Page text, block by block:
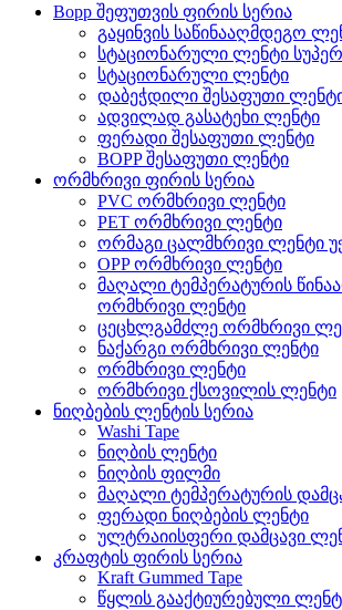
Bopp შეფუთვის ფირის სერია
გაყინვის საწინააღმდეგო
სტაციონარული ლენტი
სტაციონარული ლენტი
დაბეჭდილი შესაფუთი
ადვილად გასატეხი ლენტი
ფერადი შესაფუთი ლენტი
BOPP შესაფუთი ლენტი
ორმხრივი ფირის სერია
PVC ორმხრივი ლენტი
PET ორმხრივი ლენტი
ორმაგი ცალმხრივი ლენტი
OPP ორმხრივი ლენტი
მაღალი ტემპერატურის
ორმხრივი ლენტი
ცეცხლგამძლე ორმხრივი
ნაქარგი ორმხრივი ლენტი
ორმხრივი ლენტი
ორმხრივი ქსოვილის ლენტი
ნიღბების ლენტის სერია
Washi Tape
ნიღბის ლენტი
ნიღბის ფილმი
მაღალი ტემპერატურის
ფერადი ნიღბების ლენტი
ულტრაიისფერი დამცავი
კრაფტის ფირის სერია
Kraft Gummed Tape
წყლის გააქტიურებული